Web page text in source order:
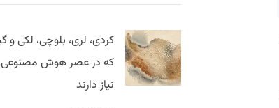
کردی، لری، بلوچی، لکی و
که در عصر هوش مصنوعی
نیاز دارند